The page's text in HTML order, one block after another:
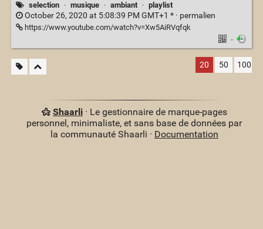
selection · musique · ambiant · playlist
October 26, 2020 at 5:08:39 PM GMT+1 * · permalien
https://www.youtube.com/watch?v=Xw5AiRVqfqk
·
20 50 100
Shaarli· Le gestionnaire de marque-pages
personnel, minimaliste, et sans base de données par
la communauté Shaarli · Documentation